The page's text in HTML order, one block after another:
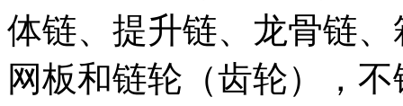
体链、提升链、龙骨链
网板和链轮（齿轮），